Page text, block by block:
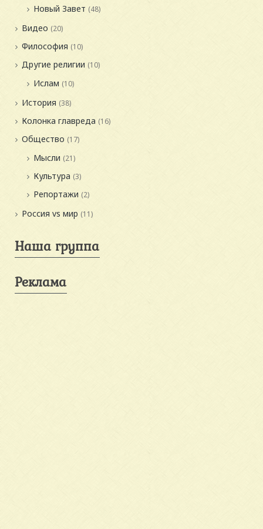
Новый Завет (48)
Видео (20)
Философия (10)
Другие религии (10)
Ислам (10)
История (38)
Колонка главреда (16)
Общество (17)
Мысли (21)
Культура (3)
Репортажи (2)
Россия vs мир (11)
Наша группа
Реклама